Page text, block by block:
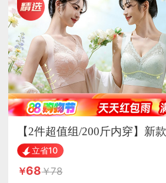
【2件超值组/200斤内穿】新
胸显小透气内衣·肤色+墨兰
立省10
68 78